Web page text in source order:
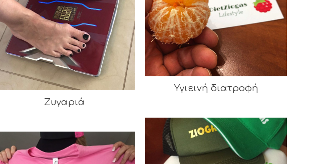
Υγιεινή διατροφή
Ζυγαριά